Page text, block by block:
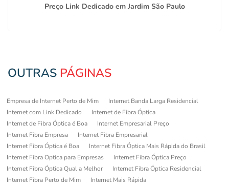
Preço Link Dedicado em Jardim São Paulo
OUTRAS PÁGINAS
Empresa de Internet Perto de Mim
Internet Banda Larga Residencial
Internet com Link Dedicado
Internet de Fibra Óptica
Internet de Fibra Óptica é Boa
Internet Empresarial Preço
Internet Fibra Empresa
Internet Fibra Empresarial
Internet Fibra Óptica é Boa
Internet Fibra Óptica Mais Rápida do Brasil
Internet Fibra Optica para Empresas
Internet Fibra Óptica Preço
Internet Fibra Óptica Qual a Melhor
Internet Fibra Óptica Residencial
Internet Fibra Perto de Mim
Internet Mais Rápida